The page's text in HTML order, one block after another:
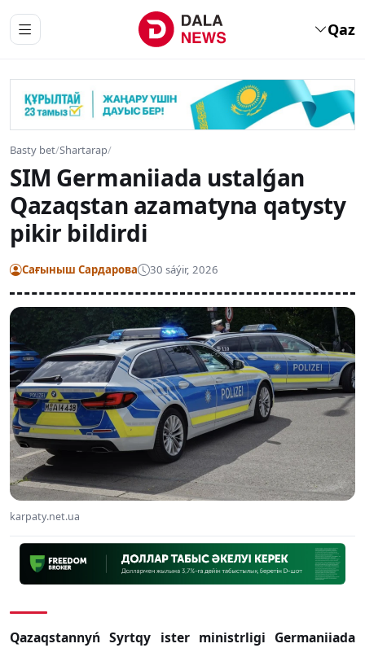
Qaz
Basty bet/Shartarap/
SIM Germaniiada ustalǵan
Qazaqstan azamatyna qatysty
pikir bildirdi
Сағыныш Сардарова 30 sáýir, 2026
karpaty.net.ua
Qazaqstannyń Syrtqy ister ministrligi Germaniiada